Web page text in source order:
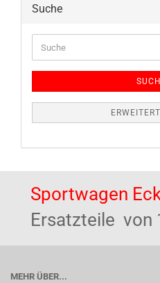
Suche
Sportwagen
Ersatzteile von
MEHR ÜBER...